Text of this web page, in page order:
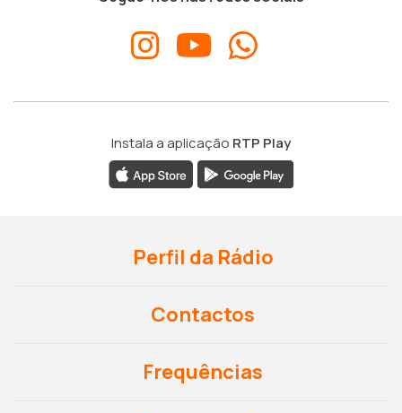
Instala a aplicação RTP Play
Perfil da Rádio
Contactos
Frequências